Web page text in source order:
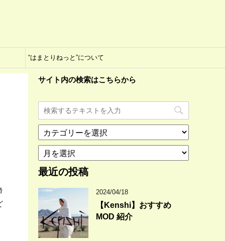
“はまとりねっと”について
サイト内の検索はこちらから
テ
ゴ
リ
ー
ア
ー
カ
ブ
最近の投稿
2024/04/18
【Kenshi】おすすめ
MOD 紹介